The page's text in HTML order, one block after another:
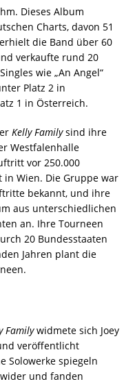
Dieses Album
Charts, davon 51
die Band über 60
verkaufte rund 20
wie „An Angel“
Platz 2 in
1 in Österreich.
Kelly Familysind ihre
Westfalenhalle
vor 250.000
Wien. Die Gruppe war
bekannt, und ihre
aus unterschiedlichen
an. Ihre Tourneen
20 Bundesstaaten
Jahren plant die
Familywidmete sich Joey
veröffentlicht
Solowerke spiegeln
und fanden